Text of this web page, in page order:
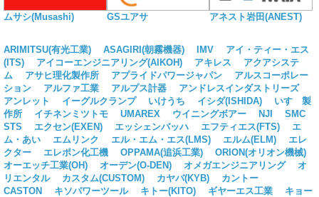
ムサシ(Musashi) GSユアサ アネスト岩田(ANEST)
ARIMITSU(有光工業) ASAGIRI(朝霧機器) IMV
アイ・ティー・エス
(ITS)
アイコーエンジニアリング(AIKOH) アキレス
アクアシステ
ム
アサヒ理化製作所 アプライドパワージャパン
アルスコーポレー
ション
アルファ工業 アルプス計器
アンドレスインダストリーズ
アンレット
イーグルクランプ いけうち イシダ(ISHIDA)
いすゞ製
作所
イチネンミツトモ UMAREX ウイニングボアー NJI
SMC
STS
エクセン(EXEN) エッシェンバッハ エフティエス(FTS)
エ
ム・あい
エムリンク エル・エム・エス(LMS) エルム(ELM)
エレ
クター
エレポン化工機 OPPAMA(追浜工業)
ORION(オリオン機械)
オーエッチ工業(OH)
オーデン(O-DEN) オメガエンジニアリング
オ
リエンタル
カスタム(CUSTOM) カヤバ(KYB)
カントー
CASTON
キソパワーツール キトー(KITO) ギヤーエス工業
キョー